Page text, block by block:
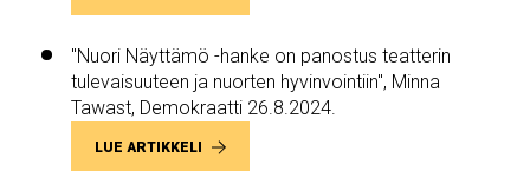
"Nuori Näyttämö -hanke on panostus teatterin
tulevaisuuteen ja nuorten hyvinvointiin", Minna
Tawast, Demokraatti 26.8.2024.
LUE ARTIKKELI